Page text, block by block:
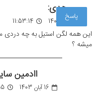
هدی:
06 آبان 1403 11:53:14 پاسخ
میشه ؟
اادمین
16 آبان 1403